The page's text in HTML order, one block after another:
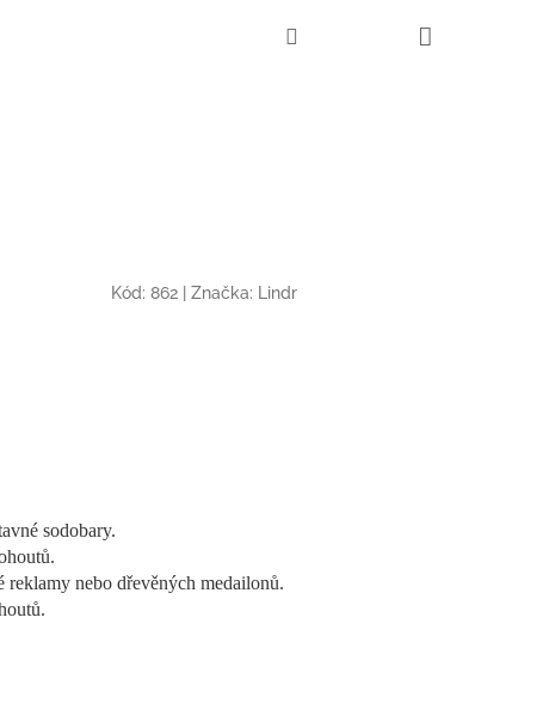
Přihlášení
Kód: 862 Značka: Lindr
sodobary.
nebo dřevěných medailonů.